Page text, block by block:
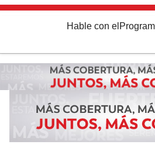
Hable con el